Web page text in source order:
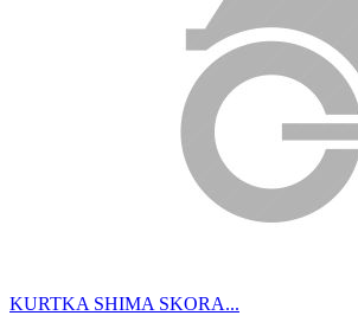
KURTKA SHIMA SKORA...